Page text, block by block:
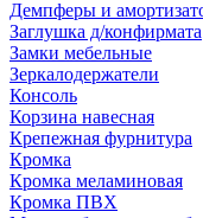
Демпферы и
Заглушка д/конфирмата
Замки мебельные
Зеркалодержатели
Консоль
Корзина навесная
Крепежная фурнитура
Кромка
Кромка меламиновая
Кромка ПВХ